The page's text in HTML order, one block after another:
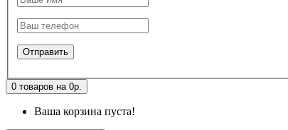
0 товаров на 0р.
Ваша корзина пуста!